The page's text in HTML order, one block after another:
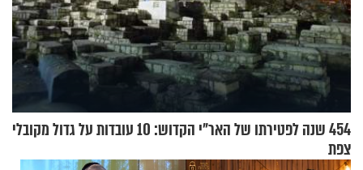
454 שנה לפטירתו של האר"י הקדוש: 10 עובדות על גדול מקובלי
צפת